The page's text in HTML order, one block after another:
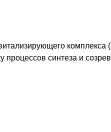
комплекса
синтеза и